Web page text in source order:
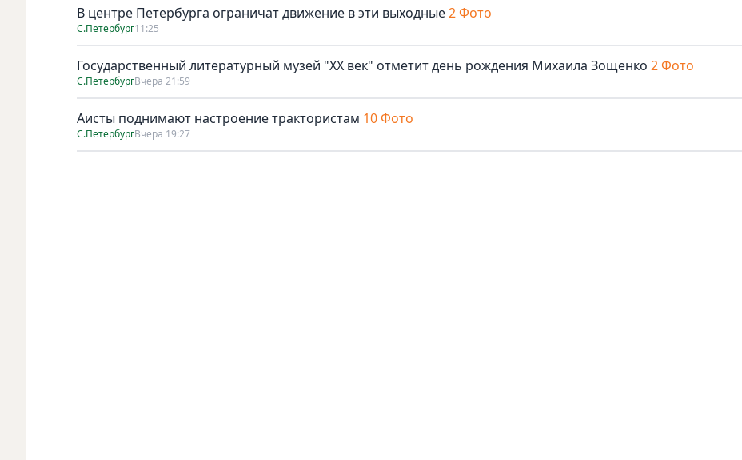
В центре Петербурга ограничат движение в эти выходные2 Фото
С.Петербург11:25
Государственный литературный музей "ХХ век" отметит день рождения Михаила Зощенко 2 Фото
С.ПетербургВчера 21:59
Аисты поднимают настроение трактористам 10 Фото
С.ПетербургВчера 19:27